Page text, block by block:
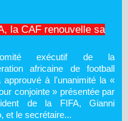
la CAF renouvelle sa
exécutif de la
africaine de football
approuvé à l'unanimité la «
conjointe » présentée par
de la FIFA, Gianni
et le secrétaire...